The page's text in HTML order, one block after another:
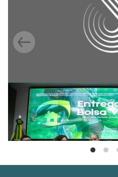
BLOG
Integrating
policy in Brazil